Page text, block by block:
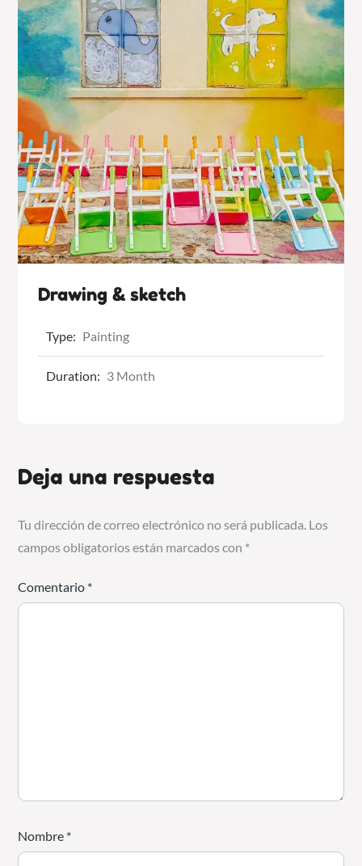
Drawing & sketch
Type: Painting
Duration: 3 Month
Deja una respuesta
Tu dirección de correo electrónico no será publicada. Los
campos obligatorios están marcados con *
Comentario *
Nombre *